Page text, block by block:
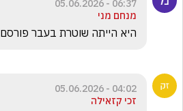
06:37 - 05.06.2026
מנחם מני
היא הייתה שוטרת בעבר פורסם
04:02 - 05.06.2026
זכי קזאילה